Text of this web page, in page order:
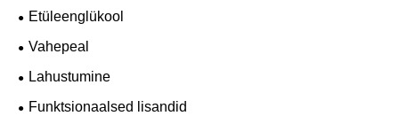
Etüleenglükool
Vahepeal
Lahustumine
Funktsionaalsed lisandid